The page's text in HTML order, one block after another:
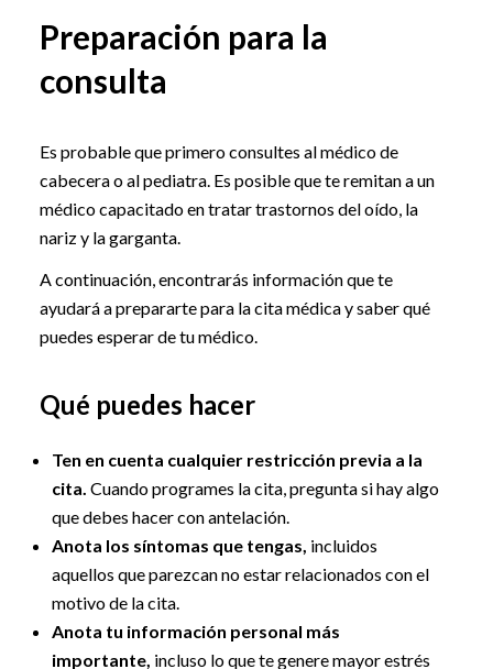
Preparación para la
consulta
Es probable que primero consultes al médico de
cabecera o al pediatra. Es posible que te remitan a un
médico capacitado en tratar trastornos del oído, la
nariz y la garganta.
A continuación, encontrarás información que te
ayudará a prepararte para la cita médica y saber qué
puedes esperar de tu médico.
Qué puedes hacer
Ten en cuenta cualquier restricción previa a la
cita. Cuando programes la cita, pregunta si hay algo
que debes hacer con antelación.
Anota los síntomas que tengas, incluidos
aquellos que parezcan no estar relacionados con el
motivo de la cita.
Anota tu información personal más
importante, incluso lo que te genere mayor estrés